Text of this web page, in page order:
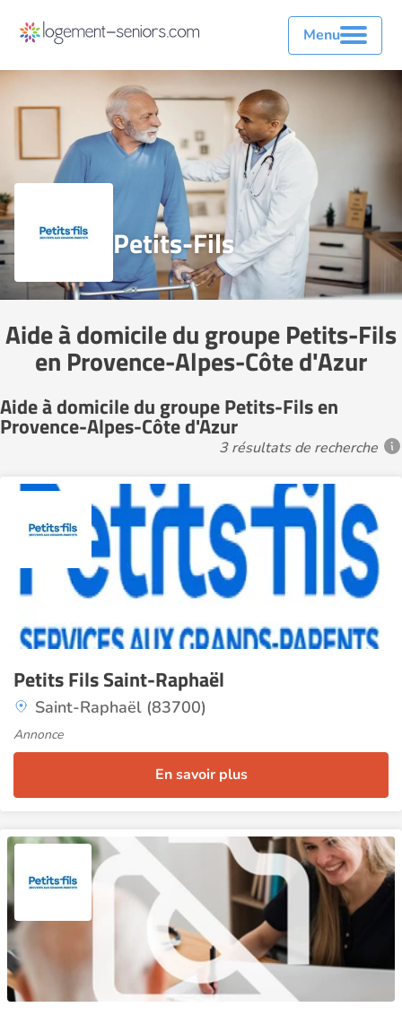
Menu
Petits-Fils
Aide à domicile du groupe Petits-Fils
en Provence-Alpes-Côte d'Azur
Aide à domicile du groupe Petits-Fils en
Provence-Alpes-Côte d'Azur
3 résultats de recherche
Petits Fils Saint-Raphaël
Saint-Raphaël (83700)
Annonce
En savoir plus